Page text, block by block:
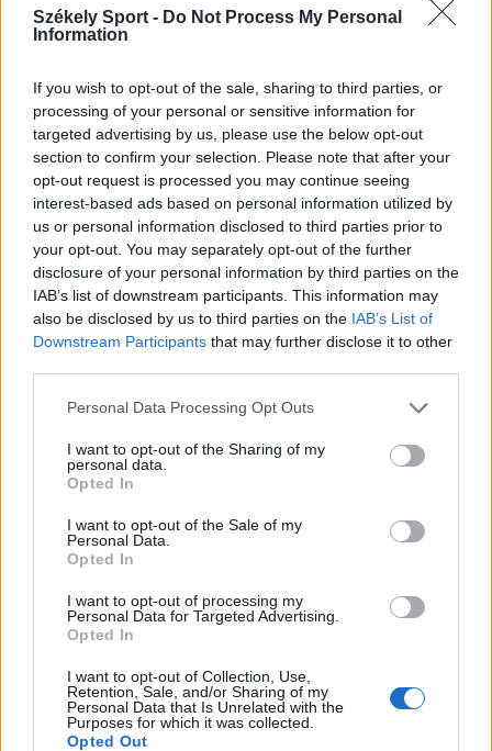
Székely Sport - Do Not Process My Personal
Information
If you wish to opt-out of the sale, sharing to third parties, or
processing of your personal or sensitive information for
targeted advertising by us, please use the below opt-out
section to confirm your selection. Please note that after your
opt-out request is processed you may continue seeing
interest-based ads based on personal information utilized by
us or personal information disclosed to third parties prior to
your opt-out. You may separately opt-out of the further
disclosure of your personal information by third parties on the
IAB’s list of downstream participants. This information may
also be disclosed by us to third parties on the IAB’s List of
Downstream Participants that may further disclose it to other
Personal Data Processing Opt Outs
I want to opt-out of the Sharing of my
personal data.
Opted In
I want to opt-out of the Sale of my
Personal Data.
Opted In
I want to opt-out of processing my
Personal Data for Targeted Advertising.
Opted In
I want to opt-out of Collection, Use,
Retention, Sale, and/or Sharing of my
Personal Data that Is Unrelated with the
Purposes for which it was collected.
Opted Out
Egyetlen székelyföldi résztvevő lesz a futsal 2.
Ligában
15:07
A Gyergyói VSK az ASA ellen folytatja a kupában
13:45
Súlyos veszteség, kilenc hónapra eltiltották a Sepsi
OSK csapatkapitányát
12:18
Új sportággal ismerkedhet meg Székelyudvarhely,
nemzetközi diszkgolf-versenyt rendeznek
11:29
Stabil védekezés és céltudatos támadás – így
10:36
21:58
Nagy pofonba szaladt belé a Kolozsvári CFR,
kikapott a Győr és a Loki is
20:17
Craiova az EL-selejtezőn